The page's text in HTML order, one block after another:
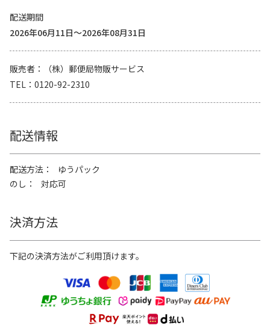
配送期間
2026年06月11日～2026年08月31日
販売者
（株）郵便局物販サービス
TEL
0120-92-2310
配送情報
配送方法
ゆうパック
のし
対応可
決済方法
下記の決済方法がご利用頂けます。